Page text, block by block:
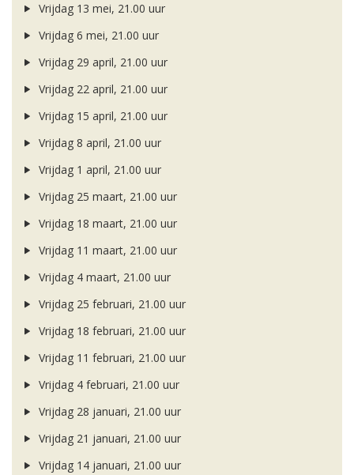
Vrijdag 13 mei, 21.00 uur
Vrijdag 6 mei, 21.00 uur
Vrijdag 29 april, 21.00 uur
Vrijdag 22 april, 21.00 uur
Vrijdag 15 april, 21.00 uur
Vrijdag 8 april, 21.00 uur
Vrijdag 1 april, 21.00 uur
Vrijdag 25 maart, 21.00 uur
Vrijdag 18 maart, 21.00 uur
Vrijdag 11 maart, 21.00 uur
Vrijdag 4 maart, 21.00 uur
Vrijdag 25 februari, 21.00 uur
Vrijdag 18 februari, 21.00 uur
Vrijdag 11 februari, 21.00 uur
Vrijdag 4 februari, 21.00 uur
Vrijdag 28 januari, 21.00 uur
Vrijdag 21 januari, 21.00 uur
Vrijdag 14 januari, 21.00 uur